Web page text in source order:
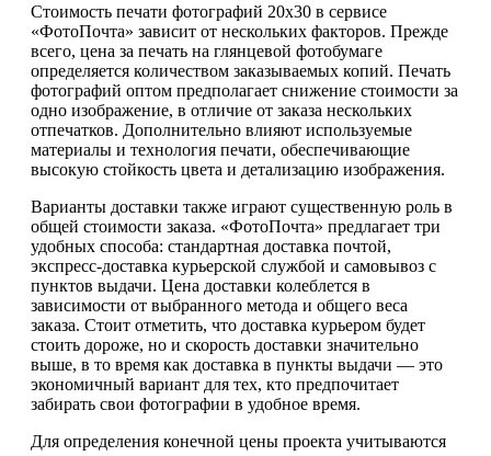
Стоимость печати фотографий 20х30 в сервисе
«ФотоПочта» зависит от нескольких факторов. Прежде
всего, цена за печать на глянцевой фотобумаге
определяется количеством заказываемых копий. Печать
фотографий оптом предполагает снижение стоимости за
одно изображение, в отличие от заказа нескольких
отпечатков. Дополнительно влияют используемые
материалы и технология печати, обеспечивающие
высокую стойкость цвета и детализацию изображения.
Варианты доставки также играют существенную роль в
общей стоимости заказа. «ФотоПочта» предлагает три
удобных способа: стандартная доставка почтой,
экспресс-доставка курьерской службой и самовывоз с
пунктов выдачи. Цена доставки колеблется в
зависимости от выбранного метода и общего веса
заказа. Стоит отметить, что доставка курьером будет
стоить дороже, но и скорость доставки значительно
выше, в то время как доставка в пункты выдачи — это
экономичный вариант для тех, кто предпочитает
забирать свои фотографии в удобное время.
Для определения конечной цены проекта учитываются